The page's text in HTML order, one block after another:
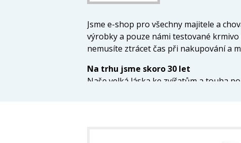
Jsme e-shop pro všechny majitele a
výrobky a pouze námi testované
nemusíte ztrácet čas při nakupování a
Na trhu jsme skoro 30 let
Naše velká láska ke zvířatům a touha
shopu. Název společnosti vznikl z